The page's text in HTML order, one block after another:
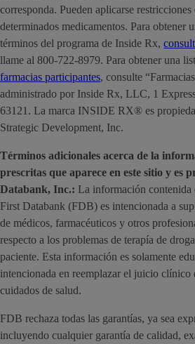
corresponda. Pueden aplicarse
determinados medicamentos. Para obtener
términos del programa de Inside Rx,
llame al 800-722-8979. Para obtener una
farmacias participantes, consulte
administrado por Inside Rx, LLC, 1
63121. La marca INSIDE RX® es
Strategic Development, Inc.
Términos adicionales acerca de la
prescritas que aparece en este sitio y es
Databank, Inc.: La información contenida
First Databank (FDB) es intencionada a
de médicos, farmacéuticos y otros
respecto a los problemas de terapía de
paciente. Esta información es solamente
intencionada en reemplazar el juicio clínico
cuidados de salud.
FDB rechaza todas las garantías, ya sea
incluyendo cualquier garantía de calidad,